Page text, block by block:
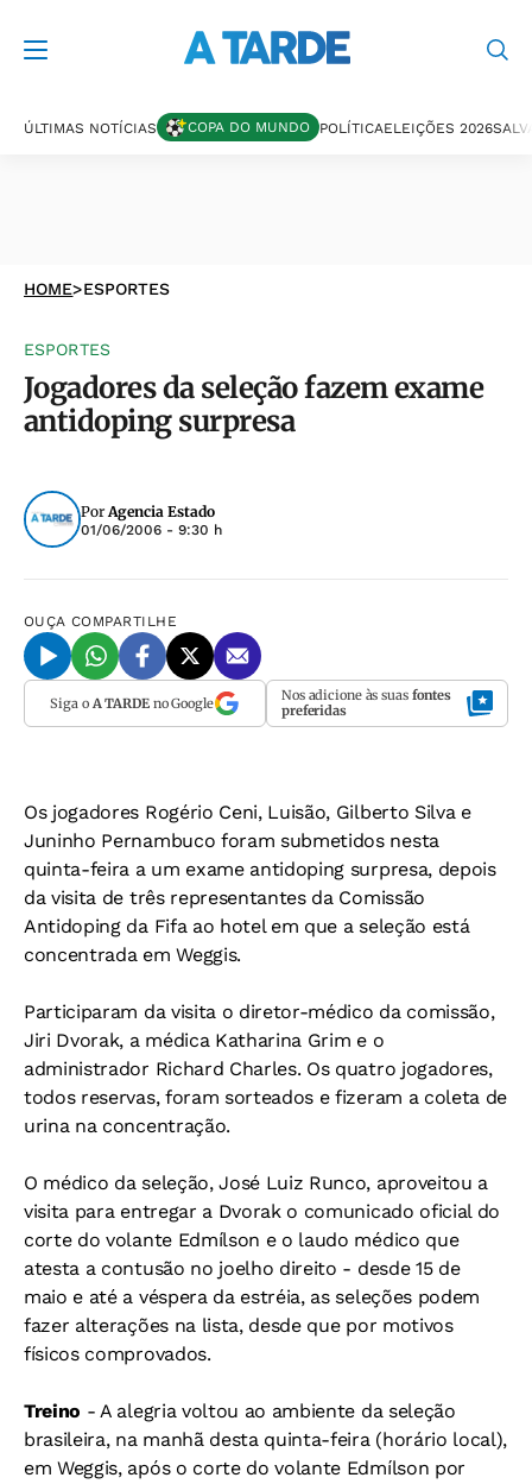
ÚLTIMAS NOTÍCIAS COPA DO MUNDO POLÍTICAELEIÇÕES 2026
HOME>ESPORTES
ESPORTES
Jogadores da seleção fazem exame
antidoping surpresa
PorAgencia Estado
01/06/2006 - 9:30 h
OUÇA COMPARTILHE
Siga o A TARDEno Google Nos adicione às suas fontes
preferidas
Os jogadores Rogério Ceni, Luisão, Gilberto Silva e
Juninho Pernambuco foram submetidos nesta
quinta-feira a um exame antidoping surpresa, depois
da visita de três representantes da Comissão
Antidoping da Fifa ao hotel em que a seleção está
concentrada em Weggis.
Participaram da visita o diretor-médico da comissão,
Jiri Dvorak, a médica Katharina Grim e o
administrador Richard Charles. Os quatro jogadores,
todos reservas, foram sorteados e fizeram a coleta de
urina na concentração.
O médico da seleção, José Luiz Runco, aproveitou a
visita para entregar a Dvorak o comunicado oficial do
corte do volante Edmílson e o laudo médico que
atesta a contusão no joelho direito - desde 15 de
maio e até a véspera da estréia, as seleções podem
fazer alterações na lista, desde que por motivos
físicos comprovados.
Treino - A alegria voltou ao ambiente da seleção
brasileira, na manhã desta quinta-feira (horário local),
em Weggis, após o corte do volante Edmílson por